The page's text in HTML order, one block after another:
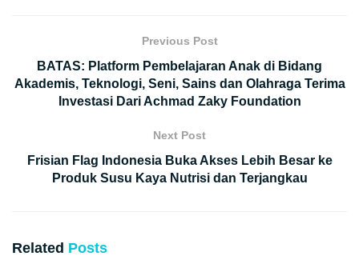
Previous Post
BATAS: Platform Pembelajaran Anak di Bidang
Akademis, Teknologi, Seni, Sains dan Olahraga Terima
Investasi Dari Achmad Zaky Foundation
Next Post
Frisian Flag Indonesia Buka Akses Lebih Besar ke
Produk Susu Kaya Nutrisi dan Terjangkau
Related Posts